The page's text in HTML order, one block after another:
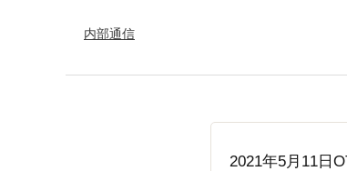
内部通信
2021年5月11日